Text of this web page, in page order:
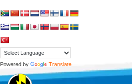
to
content
Powered by Translate
shortvideos.nl